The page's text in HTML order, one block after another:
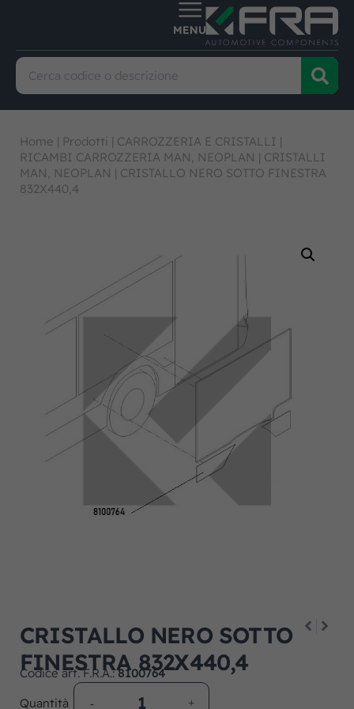
Home | Prodotti | CARROZZERIA E CRISTALLI |
RICAMBI CARROZZERIA MAN, NEOPLAN | CRISTALLI
MAN, NEOPLAN | CRISTALLO NERO SOTTO FINESTRA
832X440,4
CRISTALLO NERO SOTTO
FINESTRA 832X440,4
Codice art. F.R.A.:8100764
Quantità